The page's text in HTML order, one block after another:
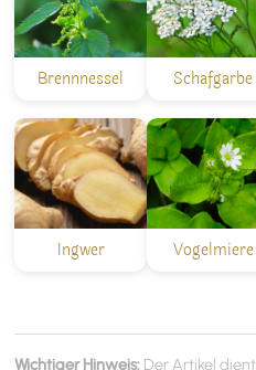
Brennnessel Schafgarbe
Ingwer Vogelmiere
Wichtiger Hinweis: Der Artikel